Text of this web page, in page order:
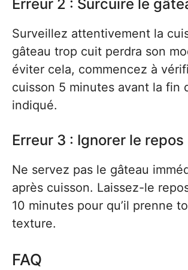
Erreur 2 : Surcuire le
Surveillez attentivement la
gâteau trop cuit perdra son
éviter cela, commencez à
cuisson 5 minutes avant la fin
indiqué.
Erreur 3 : Ignorer le repos
Ne servez pas le gâteau
après cuisson. Laissez-le
10 minutes pour qu’il prenne
texture.
FAQ